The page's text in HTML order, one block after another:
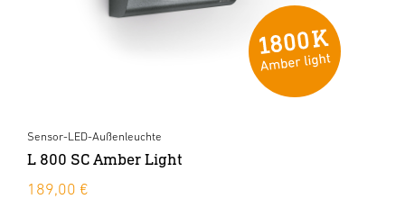
Sensor-LED-Außenleuchte
L 800 SC Amber Light
189,00 €